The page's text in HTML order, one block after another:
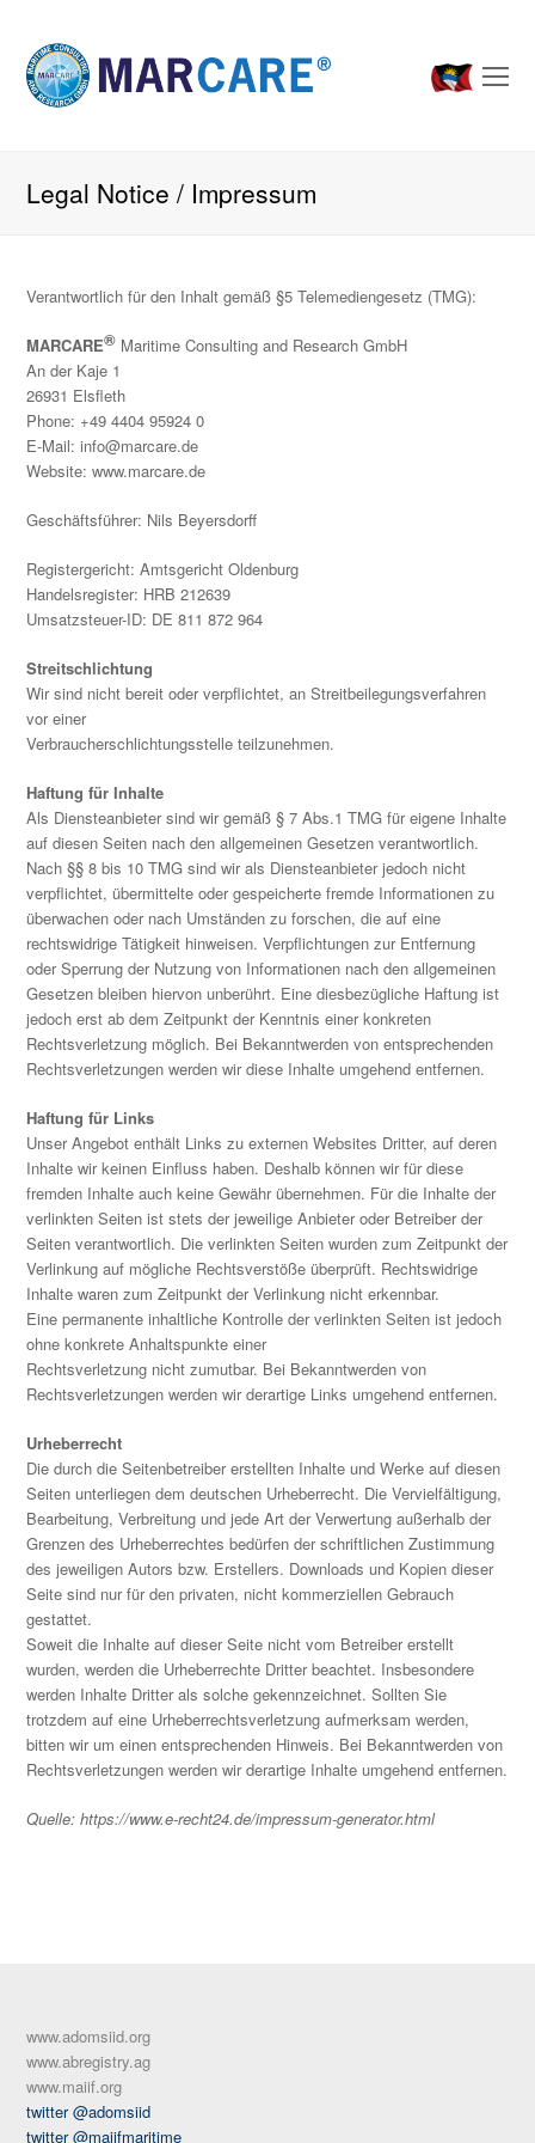
Legal Notice / Impressum
Verantwortlich für den Inhalt gemäß §5 Telemediengesetz (TMG):
MARCARE® Maritime Consulting and Research GmbH
An der Kaje 1
26931 Elsfleth
Phone: +49 4404 95924 0
E-Mail: info@marcare.de
Website: www.marcare.de
Geschäftsführer: Nils Beyersdorff
Registergericht: Amtsgericht Oldenburg
Handelsregister: HRB 212639
Umsatzsteuer-ID: DE 811 872 964
Streitschlichtung
Wir sind nicht bereit oder verpflichtet, an Streitbeilegungsverfahren
vor einer
Verbraucherschlichtungsstelle teilzunehmen.
Haftung für Inhalte
Als Diensteanbieter sind wir gemäß § 7 Abs.1 TMG für eigene Inhalte
auf diesen Seiten nach den allgemeinen Gesetzen verantwortlich.
Nach §§ 8 bis 10 TMG sind wir als Diensteanbieter jedoch nicht
verpflichtet, übermittelte oder gespeicherte fremde Informationen zu
überwachen oder nach Umständen zu forschen, die auf eine
rechtswidrige Tätigkeit hinweisen. Verpflichtungen zur Entfernung
oder Sperrung der Nutzung von Informationen nach den allgemeinen
Gesetzen bleiben hiervon unberührt. Eine diesbezügliche Haftung ist
jedoch erst ab dem Zeitpunkt der Kenntnis einer konkreten
Rechtsverletzung möglich. Bei Bekanntwerden von entsprechenden
Rechtsverletzungen werden wir diese Inhalte umgehend entfernen.
Haftung für Links
Unser Angebot enthält Links zu externen Websites Dritter, auf deren
Inhalte wir keinen Einfluss haben. Deshalb können wir für diese
fremden Inhalte auch keine Gewähr übernehmen. Für die Inhalte der
verlinkten Seiten ist stets der jeweilige Anbieter oder Betreiber der
Seiten verantwortlich. Die verlinkten Seiten wurden zum Zeitpunkt der
Verlinkung auf mögliche Rechtsverstöße überprüft. Rechtswidrige
Inhalte waren zum Zeitpunkt der Verlinkung nicht erkennbar.
Eine permanente inhaltliche Kontrolle der verlinkten Seiten ist jedoch
ohne konkrete Anhaltspunkte einer
Rechtsverletzung nicht zumutbar. Bei Bekanntwerden von
Rechtsverletzungen werden wir derartige Links umgehend entfernen.
Urheberrecht
Die durch die Seitenbetreiber erstellten Inhalte und Werke auf diesen
Seiten unterliegen dem deutschen Urheberrecht. Die Vervielfältigung,
Bearbeitung, Verbreitung und jede Art der Verwertung außerhalb der
Grenzen des Urheberrechtes bedürfen der schriftlichen Zustimmung
des jeweiligen Autors bzw. Erstellers. Downloads und Kopien dieser
Seite sind nur für den privaten, nicht kommerziellen Gebrauch
gestattet.
Soweit die Inhalte auf dieser Seite nicht vom Betreiber erstellt
wurden, werden die Urheberrechte Dritter beachtet. Insbesondere
werden Inhalte Dritter als solche gekennzeichnet. Sollten Sie
trotzdem auf eine Urheberrechtsverletzung aufmerksam werden,
bitten wir um einen entsprechenden Hinweis. Bei Bekanntwerden von
Rechtsverletzungen werden wir derartige Inhalte umgehend entfernen.
Quelle: https://www.e-recht24.de/impressum-generator.html
www.adomsiid.org
www.abregistry.ag
www.maiif.org
twitter @adomsiid
twitter @maiifmaritime